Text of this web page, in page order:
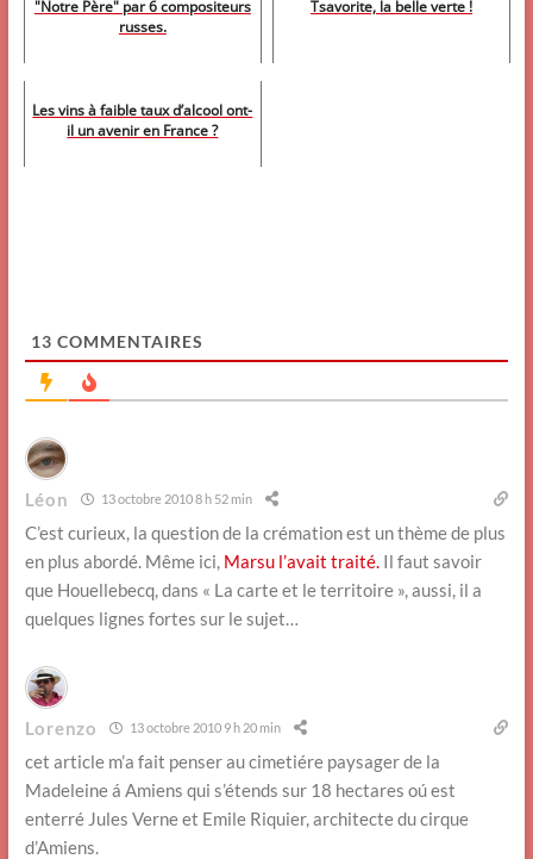
"Notre Père" par 6 compositeurs
russes.
Tsavorite, la belle verte !
Les vins à faible taux d’alcool ont-
il un avenir en France ?
13 COMMENTAIRES
Léon 13 octobre 2010 8 h 52 min
C’est curieux, la question de la crémation est un thème de plus
en plus abordé. Même ici, Marsu l’avait traité.Il faut savoir
que Houellebecq, dans « La carte et le territoire », aussi, il a
quelques lignes fortes sur le sujet…
Lorenzo 13 octobre 2010 9 h 20 min
cet article m’a fait penser au cimetiére paysager de la
Madeleine á Amiens qui s’étends sur 18 hectares oú est
enterré Jules Verne et Emile Riquier, architecte du cirque
d’Amiens.